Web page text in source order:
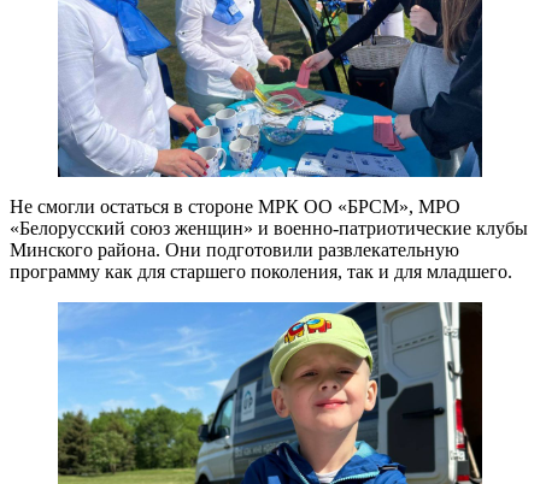
Не смогли остаться в стороне МРК ОО «БРСМ», МРО
«Белорусский союз женщин» и военно-патриотические клубы
Минского района. Они подготовили развлекательную
программу как для старшего поколения, так и для младшего.